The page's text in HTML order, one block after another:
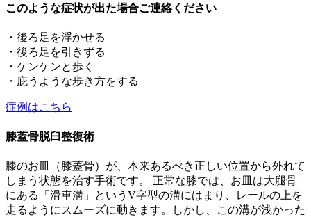
このような症状が出た場合ご連絡ください
・後ろ足を浮かせる
・後ろ足を引きずる
・ケンケンと歩く
・庇うような歩き方をする
症例はこちら
膝蓋骨脱臼整復術
膝のお皿（膝蓋骨）が、本来あるべき正しい位置から外れて
しまう状態を治す手術です。 正常な膝では、お皿は大腿骨
にある「滑車溝」というV字型の溝にはまり、レールの上を
走るようにスムーズに動きます。しかし、この溝が浅かった